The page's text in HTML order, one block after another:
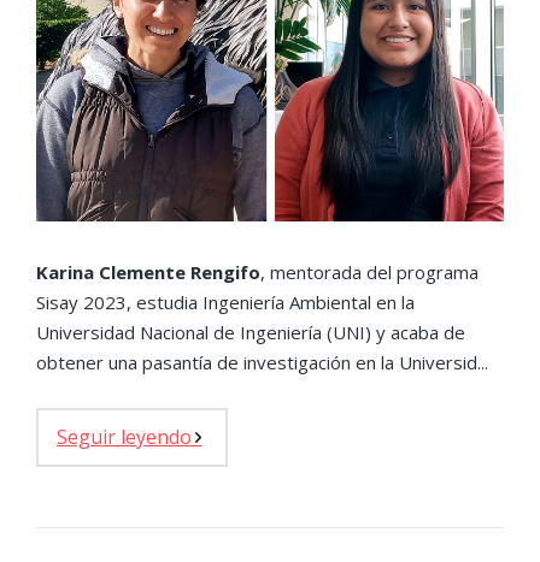
Karina Clemente Rengifo, mentorada del programa
Sisay 2023, estudia Ingeniería Ambiental en la
Universidad Nacional de Ingeniería (UNI) y acaba de
obtener una pasantía de investigación en la Universid...
Seguir leyendo